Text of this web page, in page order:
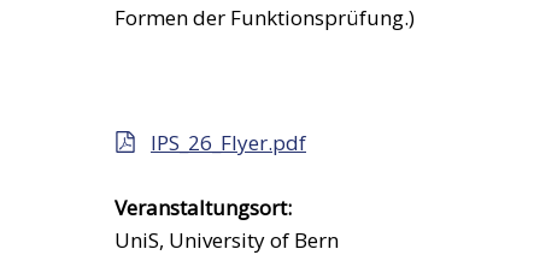
Formen der Funktionsprüfung.)
IPS_26_Flyer.pdf
Veranstaltungsort:
UniS, University of Bern